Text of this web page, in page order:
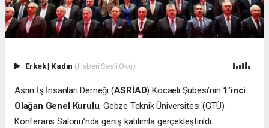
Erkek| Kadın (Haberi Sesli Oku)
Asrın İş İnsanları Derneği (ASRİAD) Kocaeli Şubesi’nin 1’inci
Olağan Genel Kurulu, Gebze Teknik Üniversitesi (GTÜ)
Konferans Salonu’nda geniş katılımla gerçekleştirildi.